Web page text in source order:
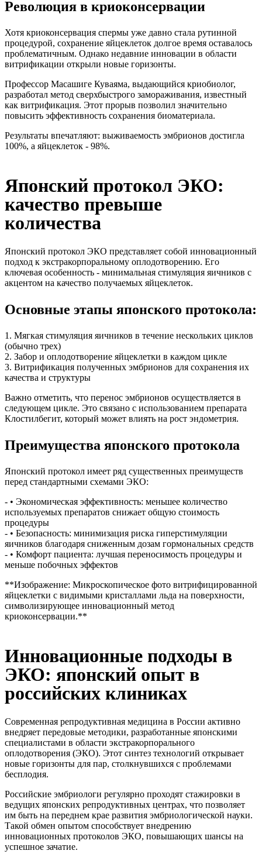
Революция в криоконсервации
Хотя криоконсервация спермы уже давно стала рутинной
процедурой, сохранение яйцеклеток долгое время оставалось
проблематичным. Однако недавние инновации в области
витрификации открыли новые горизонты.
Профессор Масашиге Куваяма, выдающийся криобиолог,
разработал метод сверхбыстрого замораживания, известный
как витрификация. Этот прорыв позволил значительно
повысить эффективность сохранения биоматериала.
Результаты впечатляют: выживаемость эмбрионов достигла
100%, а яйцеклеток - 98%.
Японский протокол ЭКО:
качество превыше
количества
Японский протокол ЭКО представляет собой инновационный
подход к экстракорпоральному оплодотворению. Его
ключевая особенность - минимальная стимуляция яичников с
акцентом на качество получаемых яйцеклеток.
Основные этапы японского протокола:
1. Мягкая стимуляция яичников в течение нескольких циклов
(обычно трех)
2. Забор и оплодотворение яйцеклетки в каждом цикле
3. Витрификация полученных эмбрионов для сохранения их
качества и структуры
Важно отметить, что перенос эмбрионов осуществляется в
следующем цикле. Это связано с использованием препарата
Клостилбегит, который может влиять на рост эндометрия.
Преимущества японского протокола
Японский протокол имеет ряд существенных преимуществ
перед стандартными схемами ЭКО:
- • Экономическая эффективность: меньшее количество
используемых препаратов снижает общую стоимость
процедуры
- • Безопасность: минимизация риска гиперстимуляции
яичников благодаря сниженным дозам гормональных средств
- • Комфорт пациента: лучшая переносимость процедуры и
меньше побочных эффектов
**Изображение: Микроскопическое фото витрифицированной
яйцеклетки с видимыми кристаллами льда на поверхности,
символизирующее инновационный метод
криоконсервации.**
Инновационные подходы в
ЭКО: японский опыт в
российских клиниках
Современная репродуктивная медицина в России активно
внедряет передовые методики, разработанные японскими
специалистами в области экстракорпорального
оплодотворения (ЭКО). Этот синтез технологий открывает
новые горизонты для пар, столкнувшихся с проблемами
бесплодия.
Российские эмбриологи регулярно проходят стажировки в
ведущих японских репродуктивных центрах, что позволяет
им быть на переднем крае развития эмбриологической науки.
Такой обмен опытом способствует внедрению
инновационных протоколов ЭКО, повышающих шансы на
успешное зачатие.